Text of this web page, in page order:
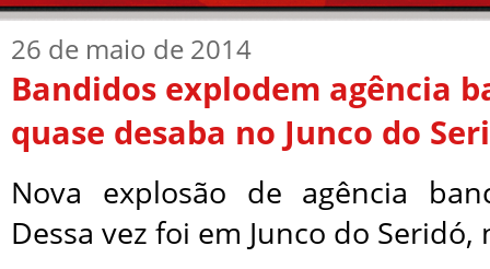
26 de maio de 2014
Bandidos explodem agência
quase desaba no Junco do
Nova explosão de agência
Dessa vez foi em Junco do Seridó,